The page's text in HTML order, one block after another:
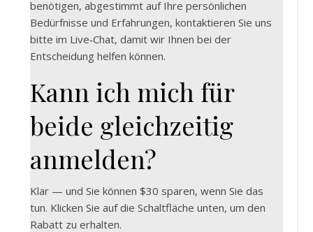
benötigen, abgestimmt auf Ihre persönlichen
Bedürfnisse und Erfahrungen, kontaktieren Sie uns
bitte im Live‑Chat, damit wir Ihnen bei der
Entscheidung helfen können.
Kann ich mich für
beide gleichzeitig
anmelden?
Klar — und Sie können $30 sparen, wenn Sie das
tun. Klicken Sie auf die Schaltfläche unten, um den
Rabatt zu erhalten.